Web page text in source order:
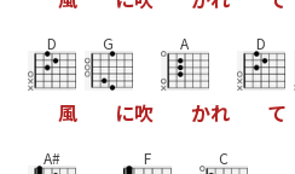
D
風
G
に吹
A
かれ
D
て
A# F C